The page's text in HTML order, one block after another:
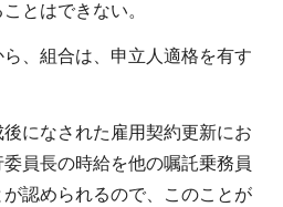
とはできない。
、組合は、申立人適格を有す
になされた雇用契約更新にお
員長の時給を他の嘱託乗務員
認められるので、このことが